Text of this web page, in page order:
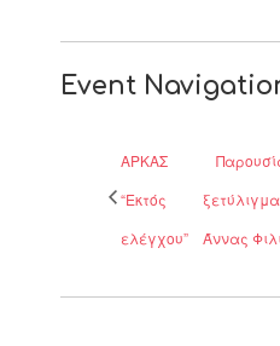
Event
ΑΡΚΑΣ
“Εκτός
ελέγχου”
Άννας